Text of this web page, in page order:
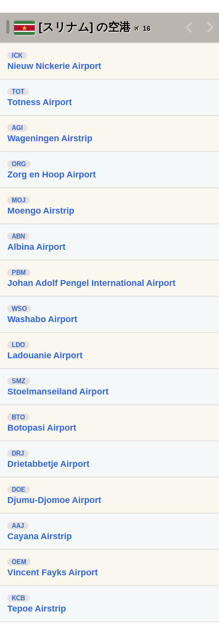
[スリナム] の空港 16
ICK
Nieuw Nickerie Airport
TOT
Totness Airport
AGI
Wageningen Airstrip
ORG
Zorg en Hoop Airport
MOJ
Moengo Airstrip
ABN
Albina Airport
PBM
Johan Adolf Pengel International Airport
WSO
Washabo Airport
LDO
Ladouanie Airport
SMZ
Stoelmanseiland Airport
BTO
Botopasi Airport
DRJ
Drietabbetje Airport
DOE
Djumu-Djomoe Airport
AAJ
Cayana Airstrip
OEM
Vincent Fayks Airport
KCB
Tepoe Airstrip